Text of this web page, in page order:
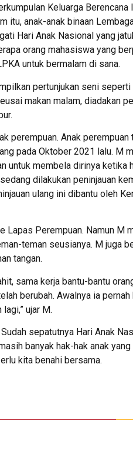
Keluarga Berencana
itu, anak-anak binaan
Hari Anak Nasional yang
orang mahasiswa yang
untuk bermalam di sana.
pertunjukan seni
makan malam, diadakan
perempuan. Anak
pada Oktober 2021 lalu. M
untuk membela dirinya ketika
dilakukan peninjauan
ulang ini dibantu oleh
Lapas Perempuan. Namun M
teman seusianya. M juga
tangan.
sama kerja bantu-bantu
berubah. Awalnya ia
ujar M.
sepatutnya Hari Anak
banyak hak-hak anak
kita benahi bersama.